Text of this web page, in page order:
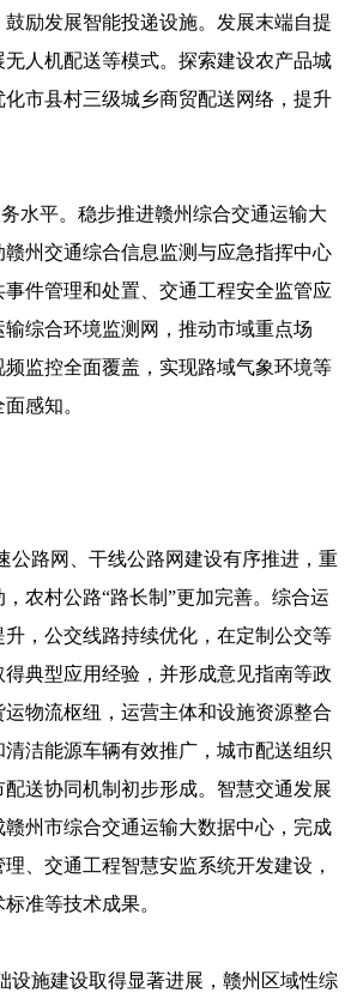
励发展智能投递设施。发展末端自提
人机配送等模式。探索建设农产品城
化市县村三级城乡商贸配送网络，提升
水平。稳步推进赣州综合交通运输大
州交通综合信息监测与应急指挥中心
件管理和处置、交通工程安全监管应
综合环境监测网，推动市域重点场
监控全面覆盖，实现路域气象环境等
感知。
公路网、干线公路网建设有序推进，重
农村公路“路长制”更加完善。综合运
，公交线路持续优化，在定制公交等
典型应用经验，并形成意见指南等政
物流枢纽，运营主体和设施资源整合
洁能源车辆有效推广，城市配送组织
送协同机制初步形成。智慧交通发展
州市综合交通运输大数据中心，完成
、交通工程智慧安监系统开发建设，
准等技术成果。
设施建设取得显著进展，赣州区域性综